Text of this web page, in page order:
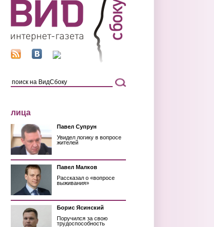
лица
Павел Супрун
Увидел логику в вопросе
жителей
Павел Малков
Рассказал о «вопросе
выживания»
Борис Ясинский
Поручился за свою
трудоспособность